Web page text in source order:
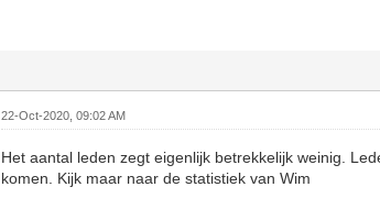
22-Oct-2020, 09:02 AM
Het aantal leden zegt eigenlijk betrekkelijk weinig.
komen. Kijk maar naar de statistiek van Wim